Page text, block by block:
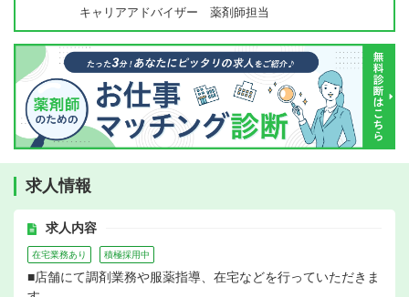
キャリアアドバイザー 薬剤師担当
求人情報
求人内容
在宅業務あり 積極採用中
■店舗にて調剤業務や服薬指導、在宅などを行っていただきま